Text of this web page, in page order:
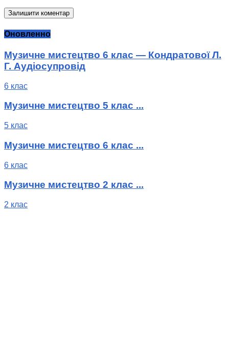
Оновленно
Музичне мистецтво 6 клас — Кондратової Л.
Г. Аудіосупровід
6 клас
Музичне мистецтво 5 клас ...
5 клас
Музичне мистецтво 6 клас ...
6 клас
Музичне мистецтво 2 клас ...
2 клас